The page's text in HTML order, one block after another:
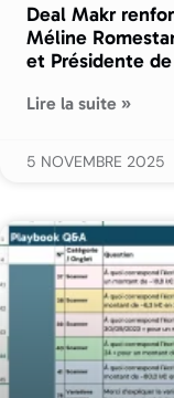
Deal Makr
Méline
et Présidente
Lire la suite »
5 NOVEMBRE 2025